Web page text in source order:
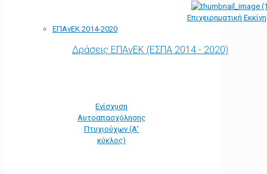
Επιχειρηματική
ΕΠΑνΕΚ 2014-2020
Δράσεις ΕΠΑνΕΚ (ΕΣΠΑ 2014 - 2020)
Ενίσχυση
Αυτοαπασχόλησης
Πτυχιούχων (Α'
κύκλος)